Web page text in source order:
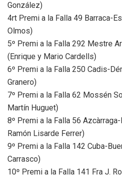
González)
4rt Premi a la Falla 49 Barraca-
Olmos)
5º Premi a la Falla 292 Mestre
(Enrique y Mario Cardells)
6º Premi a la Falla 250 Cadis-
Granero)
7º Premi a la Falla 62 Mossén
Martín Huguet)
8º Premi a la Falla 56
Ramón Lisarde Ferrer)
9º Premi a la Falla 142 Cuba-
Carrasco)
10º Premi a la Falla 141 Fra J.